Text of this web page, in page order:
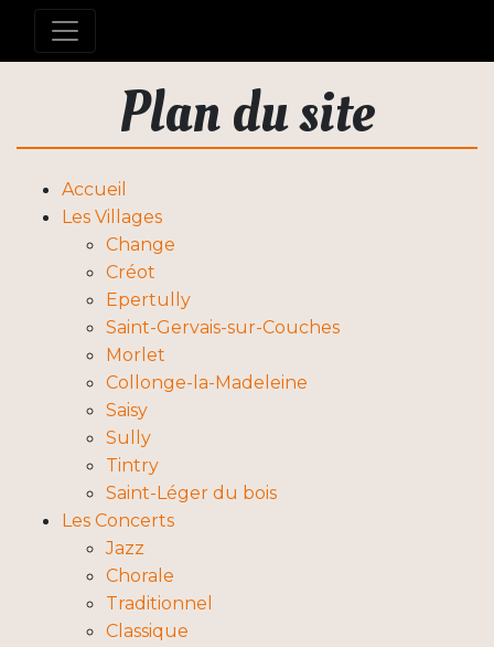
Plan du site
Accueil
Les Villages
Change
Créot
Epertully
Saint-Gervais-sur-Couches
Morlet
Collonge-la-Madeleine
Saisy
Sully
Tintry
Saint-Léger du bois
Les Concerts
Jazz
Chorale
Traditionnel
Classique